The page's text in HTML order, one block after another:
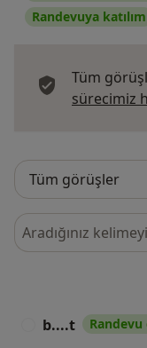
Randevuya katılım
Tüm
sürecimiz
Görüşler içerisinde
b....t Randevu